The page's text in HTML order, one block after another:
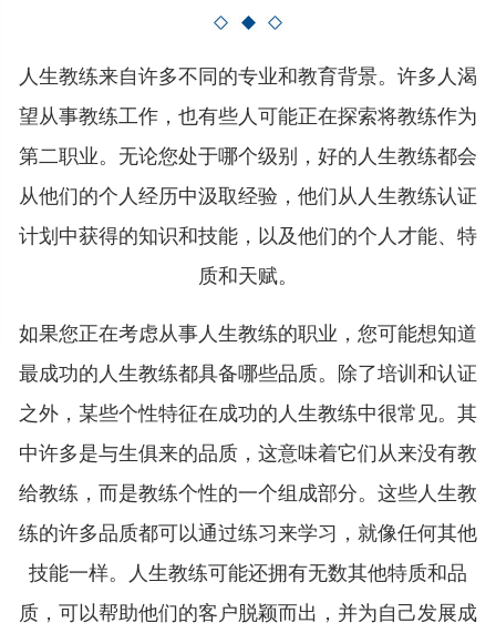
人生教练来自许多不同的专业和教育背景。许多人渴
望从事教练工作，也有些人可能正在探索将教练作为
第二职业。无论您处于哪个级别，好的人生教练都会
从他们的个人经历中汲取经验，他们从人生教练认证
计划中获得的知识和技能，以及他们的个人才能、特
质和天赋。
如果您正在考虑从事人生教练的职业，您可能想知道
最成功的人生教练都具备哪些品质。除了培训和认证
之外，某些个性特征在成功的人生教练中很常见。其
中许多是与生俱来的品质，这意味着它们从来没有教
给教练，而是教练个性的一个组成部分。这些人生教
练的许多品质都可以通过练习来学习，就像任何其他
技能一样。人生教练可能还拥有无数其他特质和品
质，可以帮助他们的客户脱颖而出，并为自己发展成